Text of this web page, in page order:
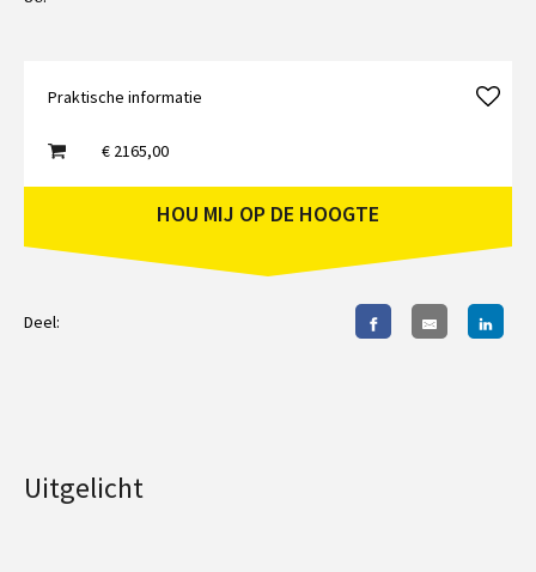
Praktische informatie
€ 2165,00
HOU MIJ OP DE HOOGTE
Deel:
Uitgelicht